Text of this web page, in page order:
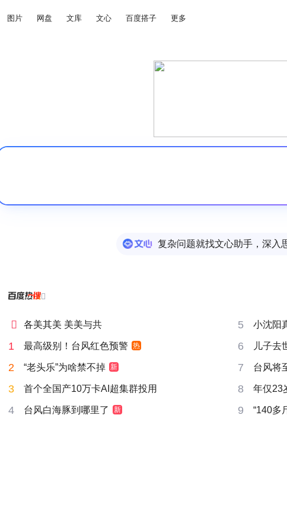
图片 网盘 文库 文心 百度搭子 更多
复杂问题就找文心助手，深入

 各美其美 美美与共 5 小沈阳
1 最高级别！台风红色预警 热 6 儿子去
2 “老头乐”为啥禁不掉 新 7 台风将
3 首个全国产10万卡AI超集群投用 8 年仅23
4 台风白海豚到哪里了 新 9 “140多